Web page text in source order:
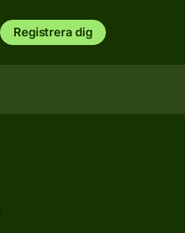
Registrera dig